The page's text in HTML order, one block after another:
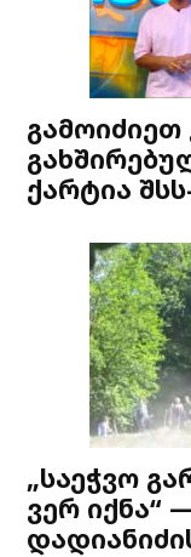
ქარტია
„საეჭვო
ვერ იქნა“